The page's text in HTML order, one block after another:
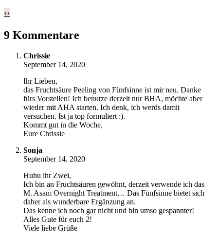
‹›
9 Kommentare
Chrissie
September 14, 2020
Ihr Lieben,
das Fruchtsäure Peeling von Fünfsinne ist mir neu. Danke
fürs Vorstellen! Ich benutze derzeit nur BHA, möchte aber
wieder mit AHA starten. Ich denk, ich werds damit
versuchen. Ist ja top formuliert :).
Kommt gut in die Woche,
Eure Chrissie
Sonja
September 14, 2020
Huhu ihr Zwei,
Ich bin an Fruchtsäuren gewöhnt, derzeit verwende ich das
M. Asam Overnight Treatment… Das Fünfsinne bietet sich
daher als wunderbare Ergänzung an.
Das kenne ich noch gar nicht und bin umso gespannter!
Alles Gute für euch 2!
Viele liebe Grüße